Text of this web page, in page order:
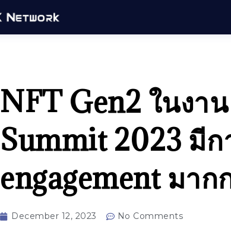
NFT Gen2 ในงา
Summit 2023 มีก
engagement มา
December 12, 2023 No Comments